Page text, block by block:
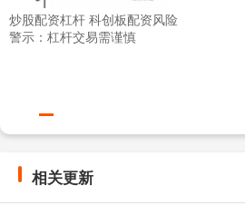
炒股配资杠杆 科创板配资风险
警示：杠杆交易需谨慎
相关更新